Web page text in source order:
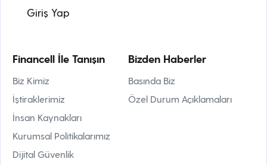
Giriş Yap
Financell İle Tanışın
Biz Kimiz
İştiraklerimiz
İnsan Kaynakları
Kurumsal Politikalarımız
Dijital Güvenlik
Bizden Haberler
Basında Biz
Özel Durum Açıklamaları